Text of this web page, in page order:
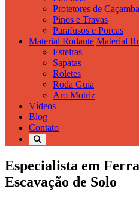
Protetores de Caçamba
Pinos e Travas
Parafusos e Porcas
Material Rodante Material
Esteiras
Sapatas
Roletes
Roda Guia
Aro Motriz
Vídeos
Blog
Contato
Especialista em
Escavação de Solo